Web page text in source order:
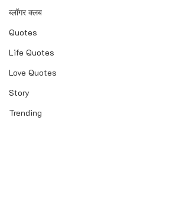
ब्लॉगर क्लब
Quotes
Life Quotes
Love Quotes
Story
Trending